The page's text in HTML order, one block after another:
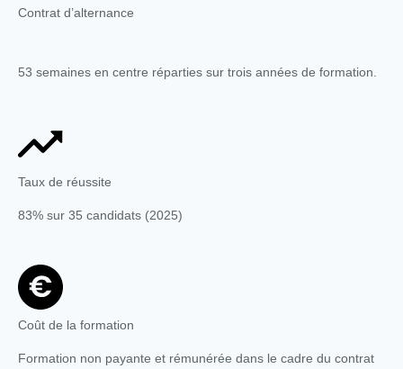
Contrat d’alternance
53 semaines en centre réparties sur trois années de formation.
Taux de réussite
83% sur 35 candidats (2025)
Coût de la formation
Formation non payante et rémunérée dans le cadre du contrat